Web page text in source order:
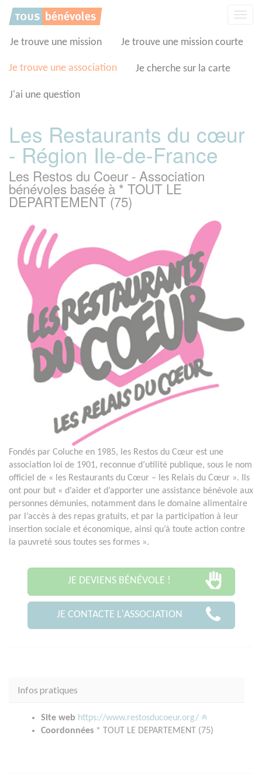
Je trouve une mission Je trouve une mission courte
Je trouve une association Je cherche sur la carte
J'ai une question
Les Restaurants du cœur
- Région Ile-de-France
Les Restos du Coeur - Association
bénévoles basée à * TOUT LE
DEPARTEMENT (75)
Fondés par Coluche en 1985, les Restos du Cœur est une
association loi de 1901, reconnue d’utilité publique, sous le nom
officiel de « les Restaurants du Cœur – les Relais du Cœur ». Ils
ont pour but « d’aider et d’apporter une assistance bénévole aux
personnes démunies, notamment dans le domaine alimentaire
par l’accès à des repas gratuits, et par la participation à leur
insertion sociale et économique, ainsi qu’à toute action contre
la pauvreté sous toutes ses formes ».
JE DEVIENS BÉNÉVOLE !
JE CONTACTE L'ASSOCIATION
Infos pratiques
Site web https://www.restosducoeur.org/
Coordonnées * TOUT LE DEPARTEMENT (75)
Panneau de gestion des cookies